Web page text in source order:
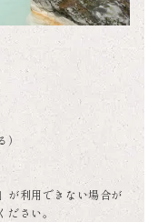
が利用できない場合が
さい。